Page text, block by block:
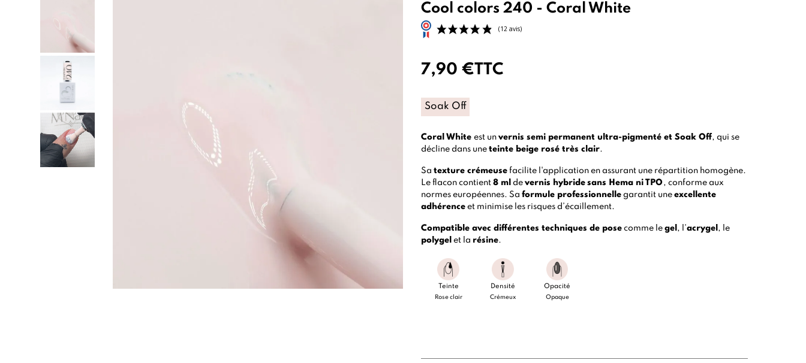
Cool colors 240 - Coral White
7,90 €TTC
Soak Off
Coral White est unvernis semi permanent ultra-pigmenté et Soak Off, qui se
décline dans uneteinte beige rosé très clair.
Satexture crémeuse facilite l'application en assurant une répartition homogène.
Le flacon contient8 ml devernis hybride sans Hema ni TPO, conforme aux
normes européennes. Saformule professionnelle garantit uneexcellente
adhérence et minimise les risques d’écaillement.
Compatible avec différentes techniques de pose comme legel , l’acrygel , le
polygel et la résine.
Teinte
Rose clair
Densité
Crémeux
Opacité
Opaque